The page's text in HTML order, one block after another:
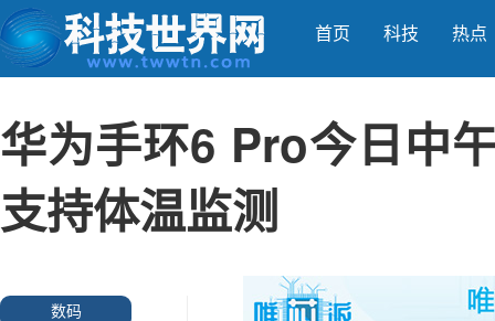
首页 科技 热点
华为手环6 Pro今日中
支持体温监测
数码